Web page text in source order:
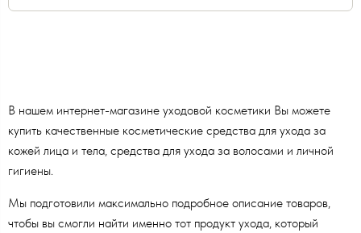
В нашем интернет-магазине уходовой косметики Вы можете
купить качественные косметические средства для ухода за
кожей лица и тела, средства для ухода за волосами и личной
гигиены.
Мы подготовили максимально подробное описание товаров,
чтобы вы смогли найти именно тот продукт ухода, который